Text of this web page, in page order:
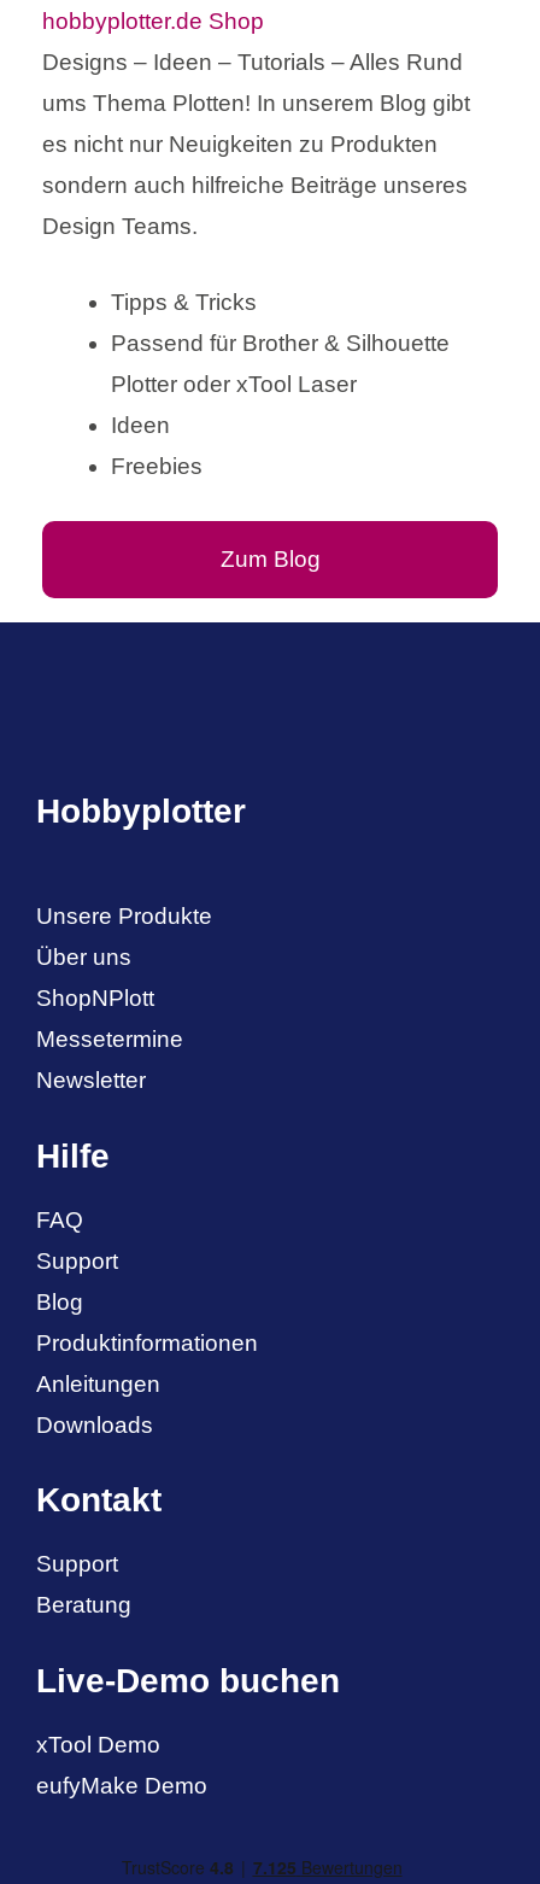
Designs – Ideen – Tutorials – Alles Rund
ums Thema Plotten! In unserem Blog gibt
es nicht nur Neuigkeiten zu Produkten
sondern auch hilfreiche Beiträge unseres
Design Teams.
Tipps & Tricks
Passend für Brother & Silhouette
Plotter oder xTool Laser
Ideen
Freebies
Zum Blog
Hobbyplotter
Unsere Produkte
Über uns
ShopNPlott
Messetermine
Newsletter
Hilfe
FAQ
Support
Blog
Produktinformationen
Anleitungen
Downloads
Kontakt
Support
Beratung
Live-Demo buchen
xTool Demo
eufyMake Demo